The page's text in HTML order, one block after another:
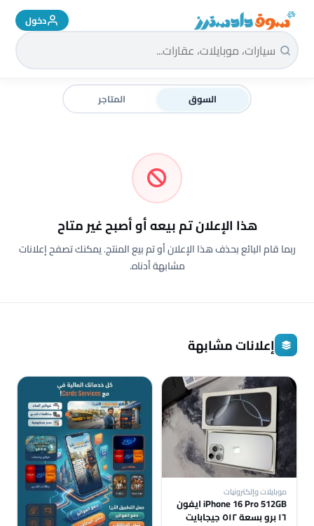
سوق دادسترز الرئيسية دخول
السوق المتاجر
هذا الإعلان تم بيعه أو أصبح غير متاح
ربما قام البائع بحذف هذا الإعلان أو تم بيع المنتج. يمكنك تصفح إعلانات
مشابهة أدناه.
إعلانات مشابهة
موبايلات وإلكترونيات
iPhone 16 Pro 512GB ايفون
١٦ برو بسعة ٥١٢ جيجابايت